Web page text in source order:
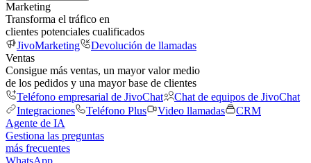
Marketing
Transforma el tráfico en
clientes potenciales cualificados
JivoMarketing
Devolución de llamadas
Ventas
Consigue más ventas, un mayor valor medio
de los pedidos y una mayor base de clientes
Teléfono empresarial de JivoChat
Chat de equipos de JivoChat
Integraciones
Teléfono Plus Video llamadas
CRM
Agente de IA
Gestiona las preguntas
más frecuentes
WhatsApp